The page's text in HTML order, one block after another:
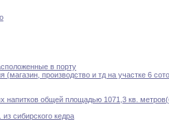
в порту
(магазин, производство и тд на участке 6
напитков общей площадью 1071 3 кв
из сибирского кедра